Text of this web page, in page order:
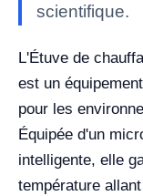
scientifique.
L'Étuve de
est un
pour les
Équipée d'un
intelligente, elle
température